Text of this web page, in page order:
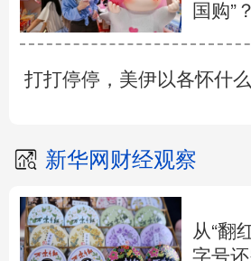
国购”？
打打停停，美伊以各怀什
新华网财经观察
从“翻
字号